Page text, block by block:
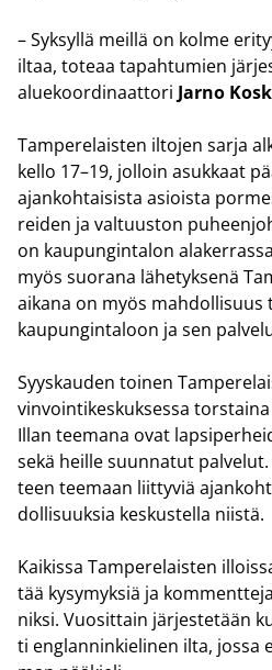
– Syk­syl­lä meil­lä on kolme
iltaa, to­te­aa ta­pah­tu­mien
alue­koor­di­naat­to­ri Jarno
Tam­pe­re­lais­ten il­to­jen sarja
kello 17–19, jol­loin asuk­kaat
ajan­koh­tai­sis­ta asiois­ta
rei­den ja val­tuus­ton
on kau­pun­gin­ta­lon
myös suo­ra­na lä­he­tyk­se­nä
ai­ka­na on myös
kau­pun­gin­ta­loon ja sen
Syys­kau­den toi­nen
vin­voin­ti­kes­kuk­ses­sa tors­tai­na
Illan tee­ma­na ovat
sekä heil­le suun­na­tut
teen tee­maan liit­ty­viä
dol­li­suuk­sia kes­kus­tel­la niis­tä.
Kai­kis­sa Tam­pe­re­lais­ten
tää ky­sy­myk­siä ja
nik­si. Vuo­sit­tain jär­jes­te­tään
ti englan­nin­kie­li­nen ilta, jossa